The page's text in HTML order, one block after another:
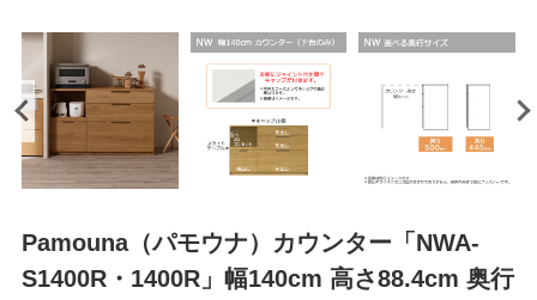
Pamouna（パモウナ）カウンター「NWA-
S1400R・1400R」幅140cm 高さ88.4cm 奥行